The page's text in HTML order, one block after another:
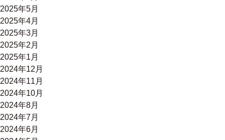
2025年5月
2025年4月
2025年3月
2025年2月
2025年1月
2024年12月
2024年11月
2024年10月
2024年8月
2024年7月
2024年6月